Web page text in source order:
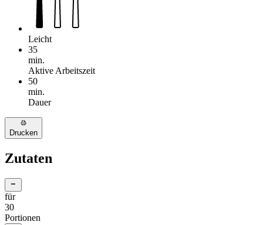
Leicht
35
min.
Aktive Arbeitszeit
50
min.
Dauer
Drucken
Zutaten
für
30
Portionen